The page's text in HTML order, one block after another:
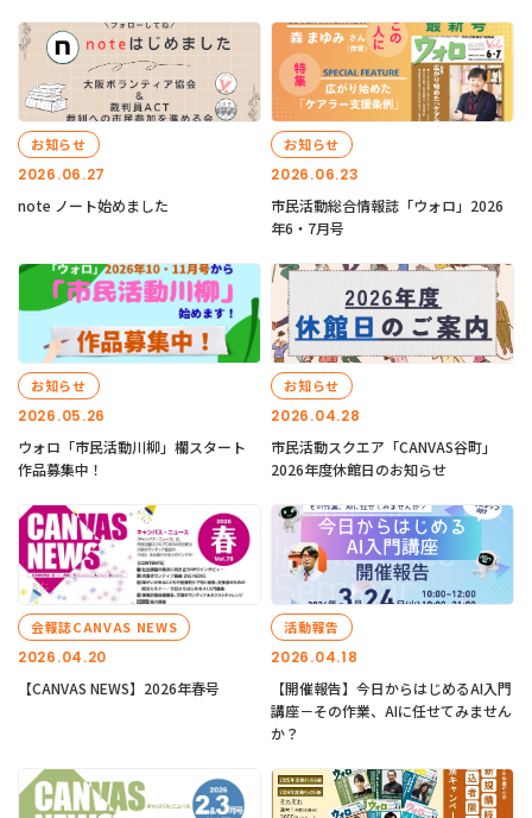
2026.06.27
お知らせ
note ノート始めました
2026.06.23
お知らせ
市民活動総合情報誌「ウォロ」2026
年6・7月号
2026.05.26
お知らせ
ウォロ「市民活動川柳」欄スタート
作品募集中！
2026.04.28
お知らせ
市民活動スクエア「CANVAS谷町」
2026年度休館日のお知らせ
2026.04.20
会報誌CANVAS NEWS
【CANVAS NEWS】2026年春号
2026.04.18
活動報告
【開催報告】今日からはじめるAI入門
講座－その作業、AIに任せてみません
か？